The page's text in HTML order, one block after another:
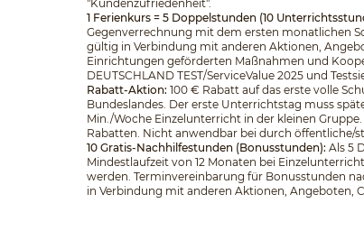
"Kundenzufriedenheit".
1 Ferienkurs = 5 Doppelstunden (10
Gegenverrechnung mit dem ersten monatlichen
gültig in Verbindung mit anderen Aktionen,
Einrichtungen geförderten Maßnahmen und
DEUTSCHLAND TEST/ServiceValue 2025 und
Rabatt-Aktion: 100 € Rabatt auf das erste volle
Bundeslandes. Der erste Unterrichtstag muss
Min./Woche Einzelunterricht in der kleinen
Rabatten. Nicht anwendbar bei durch öffentliche/
10 Gratis-Nachhilfestunden (Bonusstunden): Als 5
Mindestlaufzeit von 12 Monaten bei
werden. Terminvereinbarung für Bonusstunden
in Verbindung mit anderen Aktionen, Angeboten,